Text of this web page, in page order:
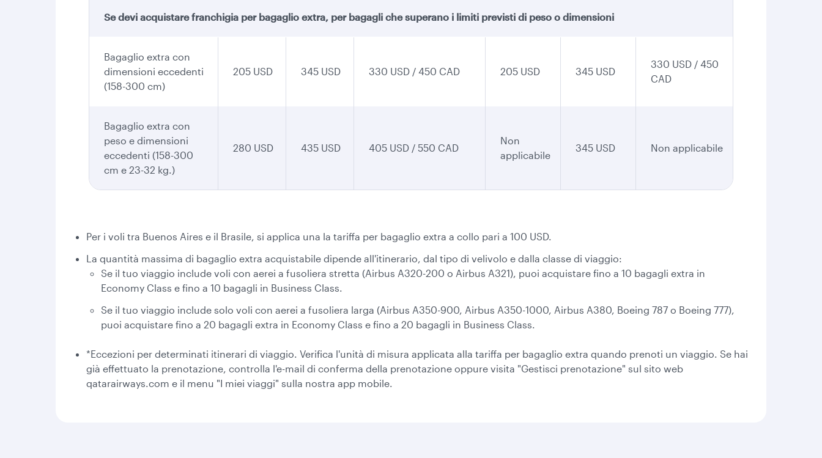
Se devi acquistare franchigia per bagaglio extra, per bagagli che superano i limiti previsti di peso o dimensioni
Bagaglio extra con
dimensioni eccedenti
(158-300 cm)
205 USD 345 USD 330 USD / 450 CAD 205 USD 345 USD
330 USD / 450
CAD
Bagaglio extra con
peso e dimensioni
eccedenti (158-300
cm e 23-32 kg.)
280 USD 435 USD 405 USD / 550 CAD
Non
applicabile
345 USD Non applicabile
Per i voli tra Buenos Aires e il Brasile, si applica una la tariffa per bagaglio extra a collo pari a 100 USD.
La quantità massima di bagaglio extra acquistabile dipende all'itinerario, dal tipo di velivolo e dalla classe di viaggio:
Se il tuo viaggio include voli con aerei a fusoliera stretta (Airbus A320-200 o Airbus A321), puoi acquistare fino a 10 bagagli extra in
Economy Class e fino a 10 bagagli in Business Class.
Se il tuo viaggio include solo voli con aerei a fusoliera larga (Airbus A350-900, Airbus A350-1000, Airbus A380, Boeing 787 o Boeing 777),
puoi acquistare fino a 20 bagagli extra in Economy Class e fino a 20 bagagli in Business Class.
*Eccezioni per determinati itinerari di viaggio. Verifica l'unità di misura applicata alla tariffa per bagaglio extra quando prenoti un viaggio. Se hai
già effettuato la prenotazione, controlla l'e-mail di conferma della prenotazione oppure visita "Gestisci prenotazione" sul sito web
qatarairways.com e il menu "I miei viaggi" sulla nostra app mobile.